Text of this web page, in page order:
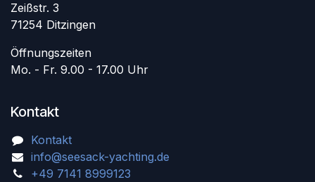
Zeißstr. 3
71254 Ditzingen
Öffnungszeiten
Mo. - Fr. 9.00 - 17.00 Uhr
Kontakt
Kontakt
info@seesack-yachting.de
+49 7141 8999123